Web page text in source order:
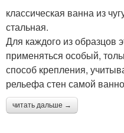
классическая ванна из
стальная.
Для каждого из образцов
применяться особый,
способ крепления,
рельефа стен самой
читать дальше →